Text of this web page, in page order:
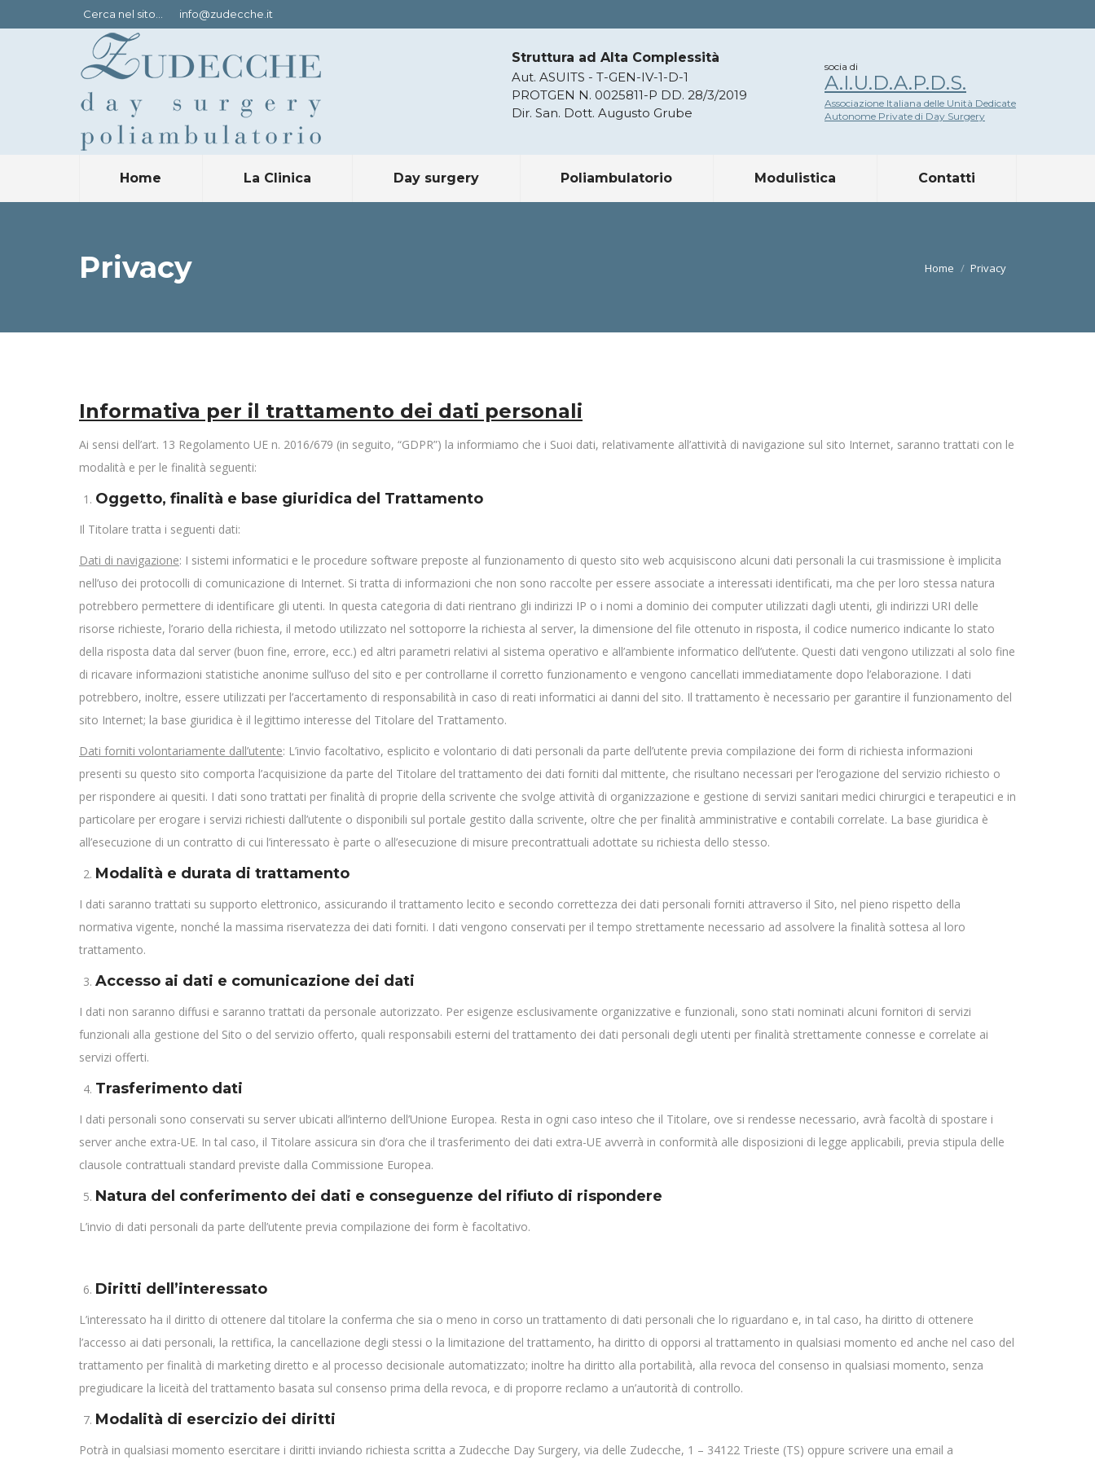
Cerca:
Cerca nel sito... info@zudecche.it
Struttura ad Alta Complessità
Aut. ASUITS - T-GEN-IV-1-D-1
PROTGEN N. 0025811-P DD. 28/3/2019
Dir. San. Dott. Augusto Grube
socia di
A.I.U.D.A.P.D.S.
Associazione Italiana delle Unità Dedicate
Autonome Private di Day Surgery
Home La Clinica Day surgery Poliambulatorio Modulistica Contatti
Privacy Tu sei qui:
Home Privacy
Informativa per il trattamento dei dati personali
Ai sensi dell’art. 13 Regolamento UE n. 2016/679 (in seguito, “GDPR”) la informiamo che i Suoi dati, relativamente all’attività di navigazione sul sito Internet, saranno trattati con le
modalità e per le finalità seguenti:
Oggetto, finalità e base giuridica del Trattamento
Il Titolare tratta i seguenti dati:
Dati di navigazione: I sistemi informatici e le procedure software preposte al funzionamento di questo sito web acquisiscono alcuni dati personali la cui trasmissione è implicita
nell’uso dei protocolli di comunicazione di Internet. Si tratta di informazioni che non sono raccolte per essere associate a interessati identificati, ma che per loro stessa natura
potrebbero permettere di identificare gli utenti. In questa categoria di dati rientrano gli indirizzi IP o i nomi a dominio dei computer utilizzati dagli utenti, gli indirizzi URI delle
risorse richieste, l’orario della richiesta, il metodo utilizzato nel sottoporre la richiesta al server, la dimensione del file ottenuto in risposta, il codice numerico indicante lo stato
della risposta data dal server (buon fine, errore, ecc.) ed altri parametri relativi al sistema operativo e all’ambiente informatico dell’utente. Questi dati vengono utilizzati al solo fine
di ricavare informazioni statistiche anonime sull’uso del sito e per controllarne il corretto funzionamento e vengono cancellati immediatamente dopo l’elaborazione. I dati
potrebbero, inoltre, essere utilizzati per l’accertamento di responsabilità in caso di reati informatici ai danni del sito. Il trattamento è necessario per garantire il funzionamento del
sito Internet; la base giuridica è il legittimo interesse del Titolare del Trattamento.
Dati forniti volontariamente dall’utente: L’invio facoltativo, esplicito e volontario di dati personali da parte dell’utente previa compilazione dei form di richiesta informazioni
presenti su questo sito comporta l’acquisizione da parte del Titolare del trattamento dei dati forniti dal mittente, che risultano necessari per l’erogazione del servizio richiesto o
per rispondere ai quesiti. I dati sono trattati per finalità di proprie della scrivente che svolge attività di organizzazione e gestione di servizi sanitari medici chirurgici e terapeutici e in
particolare per erogare i servizi richiesti dall’utente o disponibili sul portale gestito dalla scrivente, oltre che per finalità amministrative e contabili correlate. La base giuridica è
all’esecuzione di un contratto di cui l’interessato è parte o all’esecuzione di misure precontrattuali adottate su richiesta dello stesso.
Modalità e durata di trattamento
I dati saranno trattati su supporto elettronico, assicurando il trattamento lecito e secondo correttezza dei dati personali forniti attraverso il Sito, nel pieno rispetto della
normativa vigente, nonché la massima riservatezza dei dati forniti. I dati vengono conservati per il tempo strettamente necessario ad assolvere la finalità sottesa al loro
trattamento.
Accesso ai dati e comunicazione dei dati
I dati non saranno diffusi e saranno trattati da personale autorizzato. Per esigenze esclusivamente organizzative e funzionali, sono stati nominati alcuni fornitori di servizi
funzionali alla gestione del Sito o del servizio offerto, quali responsabili esterni del trattamento dei dati personali degli utenti per finalità strettamente connesse e correlate ai
servizi offerti.
Trasferimento dati
I dati personali sono conservati su server ubicati all’interno dell’Unione Europea. Resta in ogni caso inteso che il Titolare, ove si rendesse necessario, avrà facoltà di spostare i
server anche extra-UE. In tal caso, il Titolare assicura sin d’ora che il trasferimento dei dati extra-UE avverrà in conformità alle disposizioni di legge applicabili, previa stipula delle
clausole contrattuali standard previste dalla Commissione Europea.
Natura del conferimento dei dati e conseguenze del rifiuto di rispondere
L’invio di dati personali da parte dell’utente previa compilazione dei form è facoltativo.
Diritti dell’interessato
L’interessato ha il diritto di ottenere dal titolare la conferma che sia o meno in corso un trattamento di dati personali che lo riguardano e, in tal caso, ha diritto di ottenere
l’accesso ai dati personali, la rettifica, la cancellazione degli stessi o la limitazione del trattamento, ha diritto di opporsi al trattamento in qualsiasi momento ed anche nel caso del
trattamento per finalità di marketing diretto e al processo decisionale automatizzato; inoltre ha diritto alla portabilità, alla revoca del consenso in qualsiasi momento, senza
pregiudicare la liceità del trattamento basata sul consenso prima della revoca, e di proporre reclamo a un’autorità di controllo.
Modalità di esercizio dei diritti
Potrà in qualsiasi momento esercitare i diritti inviando richiesta scritta a Zudecche Day Surgery, via delle Zudecche, 1 – 34122 Trieste (TS) oppure scrivere una email a